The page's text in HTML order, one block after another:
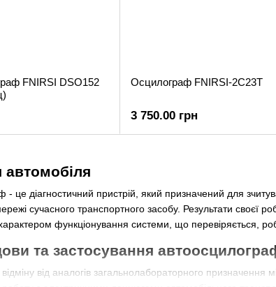
це діагностичний пристрій, який призначений для
сучасного транспортного засобу. Результати
характером функціонування системи, що перевіряється,
та застосування
від аналогів загальнолабораторного
FNIRSI DSO152
Осцилограф FNIRSI-2C23T
3 750.00 грн